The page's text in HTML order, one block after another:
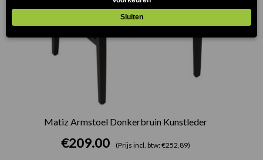
Matiz Armstoel Donkerbruin Kunstleder
€209.00 (Prijs incl. btw: €252,89)